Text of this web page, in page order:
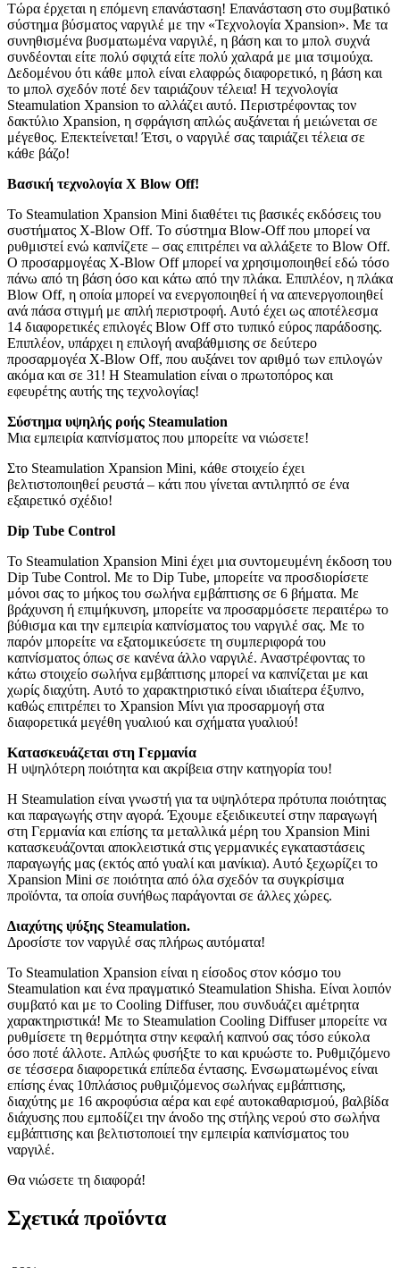
Τώρα έρχεται η επόμενη επανάσταση! Επανάσταση στο συμβατικό
σύστημα βύσματος ναργιλέ με την «Τεχνολογία Xpansion». Με τα
συνηθισμένα βυσματωμένα ναργιλέ, η βάση και το μπολ συχνά
συνδέονται είτε πολύ σφιχτά είτε πολύ χαλαρά με μια τσιμούχα.
Δεδομένου ότι κάθε μπολ είναι ελαφρώς διαφορετικό, η βάση και
το μπολ σχεδόν ποτέ δεν ταιριάζουν τέλεια! Η τεχνολογία
Steamulation Xpansion το αλλάζει αυτό. Περιστρέφοντας τον
δακτύλιο Xpansion, η σφράγιση απλώς αυξάνεται ή μειώνεται σε
μέγεθος. Επεκτείνεται! Έτσι, ο ναργιλέ σας ταιριάζει τέλεια σε
κάθε βάζο!
Βασική τεχνολογία X Blow Off!
Το Steamulation Xpansion Mini διαθέτει τις βασικές εκδόσεις του
συστήματος X-Blow Off. Το σύστημα Blow-Off που μπορεί να
ρυθμιστεί ενώ καπνίζετε – σας επιτρέπει να αλλάξετε το Blow Off.
Ο προσαρμογέας X-Blow Off μπορεί να χρησιμοποιηθεί εδώ τόσο
πάνω από τη βάση όσο και κάτω από την πλάκα. Επιπλέον, η πλάκα
Blow Off, η οποία μπορεί να ενεργοποιηθεί ή να απενεργοποιηθεί
ανά πάσα στιγμή με απλή περιστροφή. Αυτό έχει ως αποτέλεσμα
14 διαφορετικές επιλογές Blow Off στο τυπικό εύρος παράδοσης.
Επιπλέον, υπάρχει η επιλογή αναβάθμισης σε δεύτερο
προσαρμογέα X-Blow Off, που αυξάνει τον αριθμό των επιλογών
ακόμα και σε 31! Η Steamulation είναι ο πρωτοπόρος και
εφευρέτης αυτής της τεχνολογίας!
Σύστημα υψηλής ροής Steamulation
Μια εμπειρία καπνίσματος που μπορείτε να νιώσετε!
Στο Steamulation Xpansion Mini, κάθε στοιχείο έχει
βελτιστοποιηθεί ρευστά – κάτι που γίνεται αντιληπτό σε ένα
εξαιρετικό σχέδιο!
Dip Tube Control
Το Steamulation Xpansion Mini έχει μια συντομευμένη έκδοση του
Dip Tube Control. Με το Dip Tube, μπορείτε να προσδιορίσετε
μόνοι σας το μήκος του σωλήνα εμβάπτισης σε 6 βήματα. Με
βράχυνση ή επιμήκυνση, μπορείτε να προσαρμόσετε περαιτέρω το
βύθισμα και την εμπειρία καπνίσματος του ναργιλέ σας. Με το
παρόν μπορείτε να εξατομικεύσετε τη συμπεριφορά του
καπνίσματος όπως σε κανένα άλλο ναργιλέ. Αναστρέφοντας το
κάτω στοιχείο σωλήνα εμβάπτισης μπορεί να καπνίζεται με και
χωρίς διαχύτη. Αυτό το χαρακτηριστικό είναι ιδιαίτερα έξυπνο,
καθώς επιτρέπει το Xpansion Μίνι για προσαρμογή στα
διαφορετικά μεγέθη γυαλιού και σχήματα γυαλιού!
Κατασκευάζεται στη Γερμανία
Η υψηλότερη ποιότητα και ακρίβεια στην κατηγορία του!
Η Steamulation είναι γνωστή για τα υψηλότερα πρότυπα ποιότητας
και παραγωγής στην αγορά. Έχουμε εξειδικευτεί στην παραγωγή
στη Γερμανία και επίσης τα μεταλλικά μέρη του Xpansion Mini
κατασκευάζονται αποκλειστικά στις γερμανικές εγκαταστάσεις
παραγωγής μας (εκτός από γυαλί και μανίκια). Αυτό ξεχωρίζει το
Xpansion Mini σε ποιότητα από όλα σχεδόν τα συγκρίσιμα
προϊόντα, τα οποία συνήθως παράγονται σε άλλες χώρες.
Διαχύτης ψύξης Steamulation.
Δροσίστε τον ναργιλέ σας πλήρως αυτόματα!
Το Steamulation Xpansion είναι η είσοδος στον κόσμο του
Steamulation και ένα πραγματικό Steamulation Shisha. Είναι λοιπόν
συμβατό και με το Cooling Diffuser, που συνδυάζει αμέτρητα
χαρακτηριστικά! Με το Steamulation Cooling Diffuser μπορείτε να
ρυθμίσετε τη θερμότητα στην κεφαλή καπνού σας τόσο εύκολα
όσο ποτέ άλλοτε. Απλώς φυσήξτε το και κρυώστε το. Ρυθμιζόμενο
σε τέσσερα διαφορετικά επίπεδα έντασης. Ενσωματωμένος είναι
επίσης ένας 10πλάσιος ρυθμιζόμενος σωλήνας εμβάπτισης,
διαχύτης με 16 ακροφύσια αέρα και εφέ αυτοκαθαρισμού, βαλβίδα
διάχυσης που εμποδίζει την άνοδο της στήλης νερού στο σωλήνα
εμβάπτισης και βελτιστοποιεί την εμπειρία καπνίσματος του
ναργιλέ.
Θα νιώσετε τη διαφορά!
Σχετικά προϊόντα